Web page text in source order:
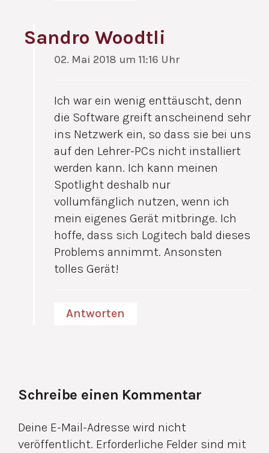
Sandro Woodtli
02. Mai 2018 um 11:16 Uhr
Ich war ein wenig enttäuscht, denn
die Software greift anscheinend sehr
ins Netzwerk ein, so dass sie bei uns
auf den Lehrer-PCs nicht installiert
werden kann. Ich kann meinen
Spotlight deshalb nur
vollumfänglich nutzen, wenn ich
mein eigenes Gerät mitbringe. Ich
hoffe, dass sich Logitech bald dieses
Problems annimmt. Ansonsten
tolles Gerät!
Antworten
Schreibe einen Kommentar
Deine E-Mail-Adresse wird nicht
veröffentlicht. Erforderliche Felder sind mit